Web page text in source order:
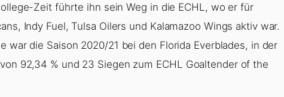
Zeit führte ihn sein Weg in die ECHL, wo er für
Indy Fuel, Tulsa Oilers und Kalamazoo Wings aktiv war.
war die Saison 2020/21 bei den Florida Everblades, in der
92,34 % und 23 Siegen zum ECHL Goaltender of the